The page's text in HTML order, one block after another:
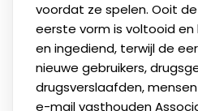
voordat ze spelen. Ooit
eerste vorm is voltooid
en ingediend, terwijl de
nieuwe gebruikers,
drugsverslaafden,
e-mail vasthouden